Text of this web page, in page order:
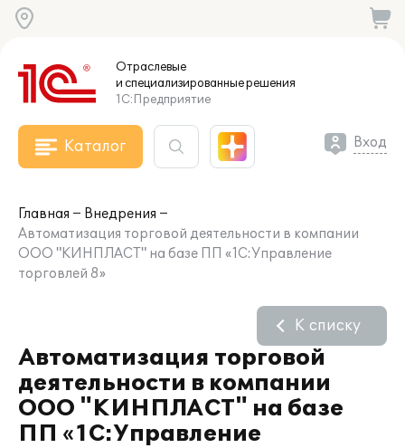
Отраслевые
и специализированныерешения
1С:Предприятие
Каталог Вход
Главная
Внедрения
Автоматизация торговой деятельности в компании
ООО "КИНПЛАСТ" на базе ПП «1С:Управление
торговлей 8»
Автоматизация торговой
деятельности в компании
ООО "КИНПЛАСТ" на базе
ПП «1С:Управление
К списку